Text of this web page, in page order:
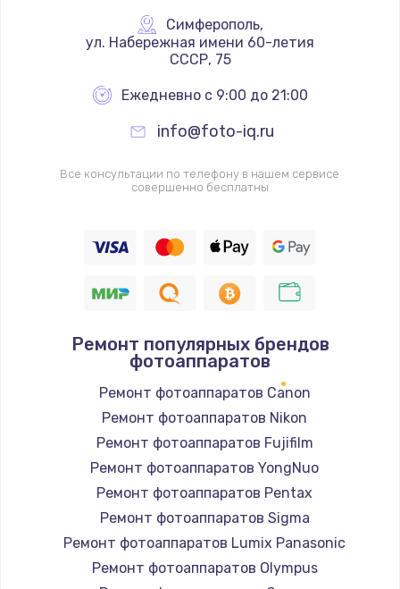
Симферополь,
СССР, 75
Ежедневно с 9:00 до 21:00
info@foto-iq.ru
Все консультации по телефону в нашем сервисе
совершенно бесплатны
Ремонт популярных брендов
фотоаппаратов
Ремонт фотоаппаратов Canon
Ремонт фотоаппаратов Nikon
Ремонт фотоаппаратов Fujifilm
Ремонт фотоаппаратов YongNuo
Ремонт фотоаппаратов Pentax
Ремонт фотоаппаратов Sigma
Ремонт фотоаппаратов Lumix Panasonic
Ремонт фотоаппаратов Olympus